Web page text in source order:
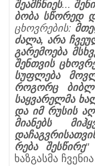
შეამჩნიეს...
ბობა სწორედ
ცხოვრების: მთე
ძალა, არა ჩვეუ
გარემოება
შენთვის
სუფლება მოვ
როგორც
საყვარელმა
და იმ რუსის აღ
მიანებს მი
რება შესწირე"
ხაზგასმა